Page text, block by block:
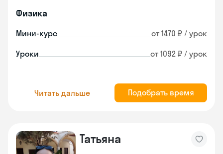
Физика
Мини-курс от 1470 ₽ / урок
Уроки от 1092 ₽ / урок
Читать дальше Подобрать время
Татьяна